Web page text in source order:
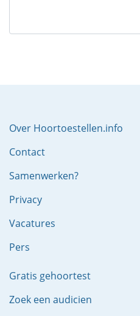
Over Hoortoestellen.info
Contact
Samenwerken?
Privacy
Vacatures
Pers
Gratis gehoortest
Zoek een audicien